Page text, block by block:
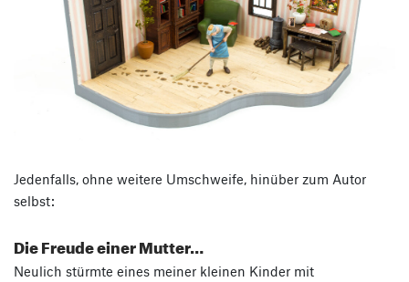
Jedenfalls, ohne weitere Umschweife, hinüber zum Autor
selbst:
Die Freude einer Mutter…
Neulich stürmte eines meiner kleinen Kinder mit